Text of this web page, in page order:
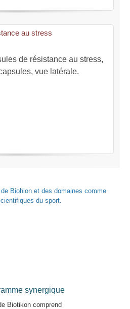
au stress
synergique
Biotikon comprend